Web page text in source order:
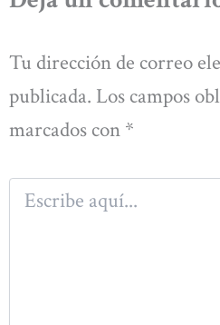
Tu dirección de correo
publicada. Los campos
marcados con *
Escribe
aquí...